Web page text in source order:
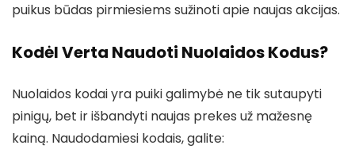
puikus būdas pirmiesiems sužinoti apie naujas akcijas.
Kodėl Verta Naudoti Nuolaidos Kodus?
Nuolaidos kodai yra puiki galimybė ne tik sutaupyti
pinigų, bet ir išbandyti naujas prekes už mažesnę
kainą. Naudodamiesi kodais, galite: